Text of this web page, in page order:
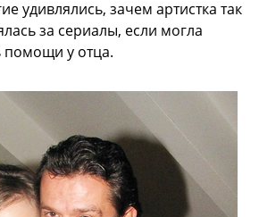
удивлялись, зачем артистка так
за сериалы, если могла
помощи у отца.